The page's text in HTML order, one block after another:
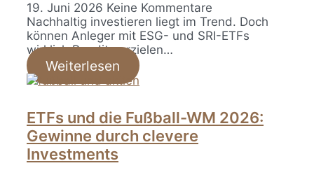
19. Juni 2026 Keine Kommentare
Nachhaltig investieren liegt im Trend. Doch
können Anleger mit ESG- und SRI-ETFs
wirklich Rendite erzielen…
Weiterlesen
ETFs und die Fußball-WM 2026:
Gewinne durch clevere
Investments